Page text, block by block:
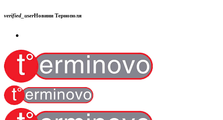
verified_userНовини Тернополя